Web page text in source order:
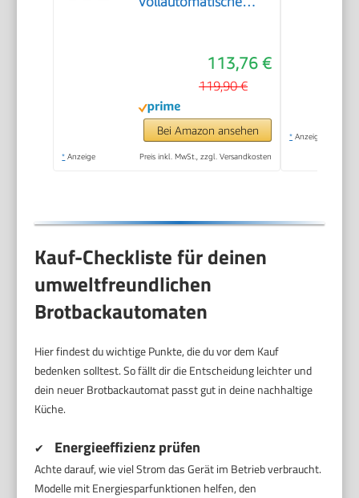
Joghurtmaschine,
Timer-Funktion,
Zutatenfach,
Sichtfenster,
Brotautomat /
113,76 €
119,90 €
Bei Amazon ansehen
* Anzeige Preis inkl. MwSt., zzgl. Versandkosten
* Anzeige
Kauf-Checkliste für deinen
umweltfreundlichen
Brotbackautomaten
Hier findest du wichtige Punkte, die du vor dem Kauf
bedenken solltest. So fällt dir die Entscheidung leichter und
dein neuer Brotbackautomat passt gut in deine nachhaltige
Küche.
✔ Energieeffizienz prüfen
Achte darauf, wie viel Strom das Gerät im Betrieb verbraucht.
Modelle mit Energiesparfunktionen helfen, den